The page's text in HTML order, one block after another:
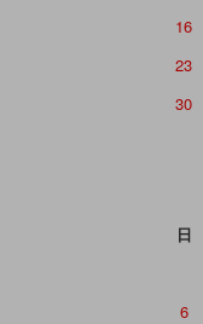
16
23
30
日
6